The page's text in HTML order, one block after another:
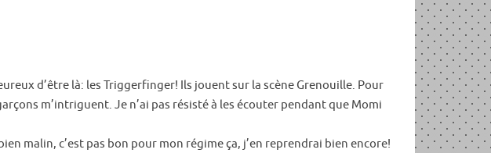
d’être là: les Triggerfinger! Ils jouent sur la scène Grenouille. Pour
m’intriguent. Je n’ai pas résisté à les écouter pendant que Momi
malin, c’est pas bon pour mon régime ça, j’en reprendrai bien encore!